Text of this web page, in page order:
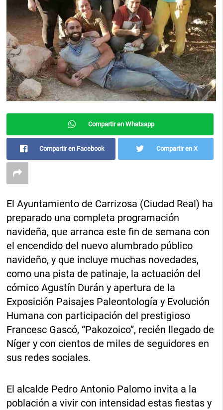
Compartir en Whatsapp
Compartir en Facebook Compartir en X
El Ayuntamiento de Carrizosa (Ciudad Real) ha
preparado una completa programación
navideña, que arranca este fin de semana con
el encendido del nuevo alumbrado público
navideño, y que incluye muchas novedades,
como una pista de patinaje, la actuación del
cómico Agustín Durán y apertura de la
Exposición Paisajes Paleontología y Evolución
Humana con participación del prestigioso
Francesc Gascó, “Pakozoico”, recién llegado de
Níger y con cientos de miles de seguidores en
sus redes sociales.
El alcalde Pedro Antonio Palomo invita a la
población a vivir con intensidad estas fiestas y